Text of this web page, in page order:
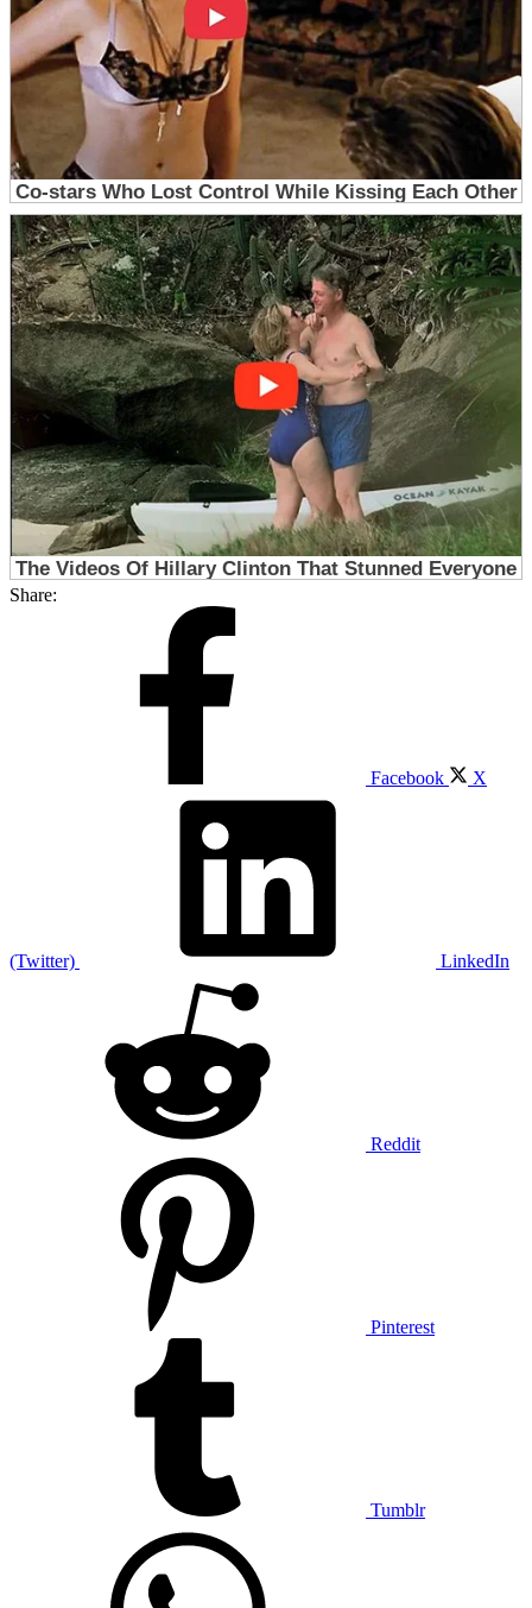
Share:
Facebook X
(Twitter) LinkedIn
Reddit
Pinterest
Tumblr